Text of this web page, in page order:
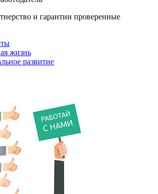
и гарантии проверенные
жизнь
развитие